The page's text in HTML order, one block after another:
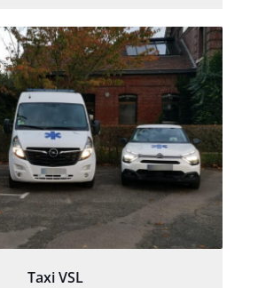
Taxi VSL